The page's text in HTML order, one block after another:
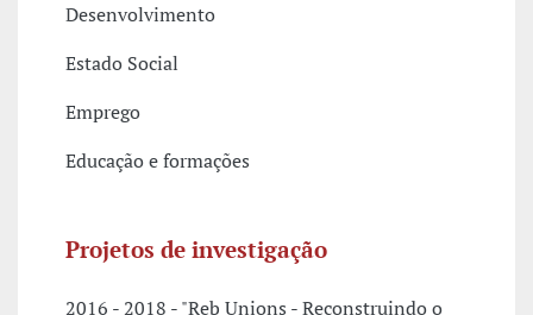
Desenvolvimento
Estado Social
Emprego
Educação e formações
Projetos de investigação
2016 - 2018 - "Reb Unions - Reconstruindo o